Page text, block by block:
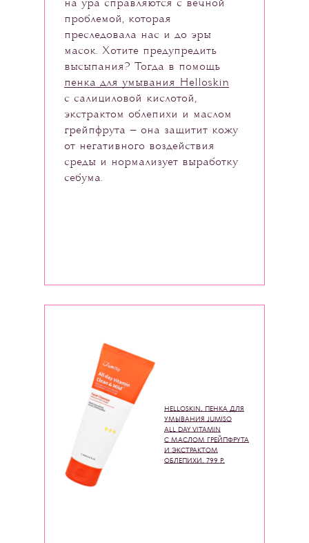
на ура справляются с вечной
проблемой, которая
преследовала нас и до эры
масок. Хотите предупредить
высыпания? Тогда в помощь
пенка для умывания Helloskin
с салициловой кислотой,
экстрактом облепихи и маслом
грейпфрута — она защитит кожу
от негативного воздействия
среды и нормализует выработку
себума.
HELLOSKIN, ПЕНКА ДЛЯ
УМЫВАНИЯ JUMISO
ALL DAY VITAMIN
С МАСЛОМ ГРЕЙПФРУТА
И ЭКСТРАКТОМ
ОБЛЕПИХИ, 799 Р.